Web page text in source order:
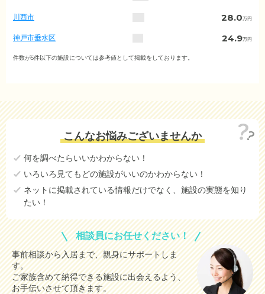
区
村
川西市 28.0万円
神戸市垂水区 24.9万円
尼崎市
15.0
加古川市 14.1
14.0
神戸市長田区
神戸市北区
神戸市須磨区 10.2万円
豊岡市 6.8万円
明石市 3.6
神戸市灘区(参考値) 15.2万円
件数が5件以下の施設については参考値として掲載をしております。
こんなお悩みございませんか
何を調べたらいいかわからない！
いろいろ見てもどの施設がいいのかわからない！
ネットに掲載されている情報だけでなく、施設の実態を知り
たい！
相談員にお任せください！
事前相談から入居まで、親身にサポートしま
す。
ご家族含めて納得できる施設に出会えるよう、
お手伝いさせて頂きます。